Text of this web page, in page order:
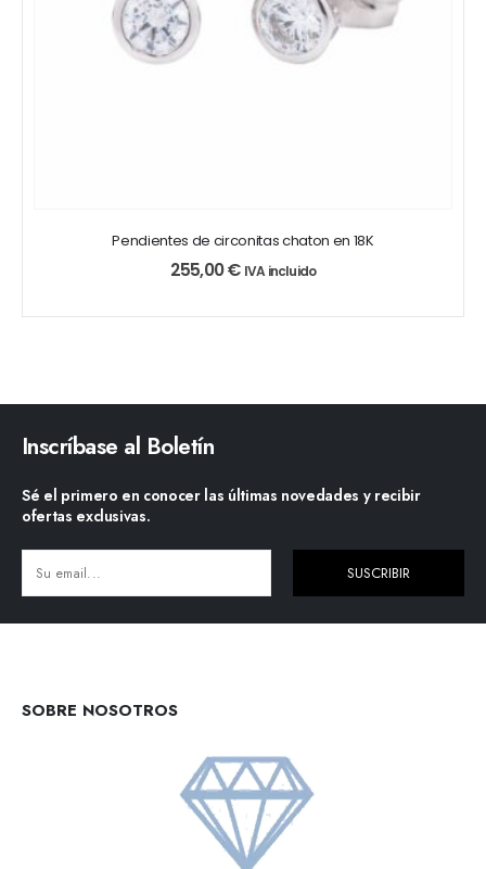
Pendientes de circonitas chaton en 18K
255,00€ IVA incluido
Inscríbase al Boletín
Sé el primero en conocer las últimas novedades y recibir
ofertas exclusivas.
SUSCRIBIR
SOBRE NOSOTROS